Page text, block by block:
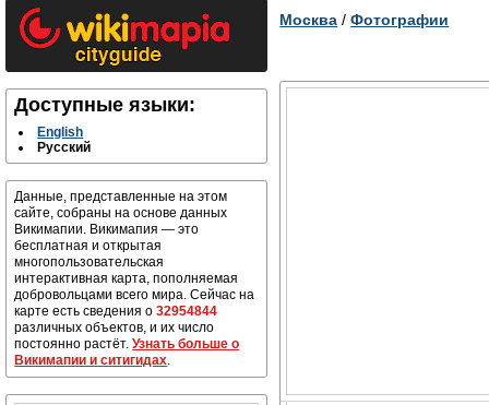
Доступные языки:
English
Русский
Данные, представленные на этом
сайте, собраны на основе данных
Викимапии. Викимапия — это
бесплатная и открытая
многопользовательская
интерактивная карта, пополняемая
добровольцами всего мира. Сейчас на
карте есть сведения о32954844
различных объектов, и их число
постоянно растёт.Узнать больше о
Викимапии и ситигидах.
Москва /Фотографии